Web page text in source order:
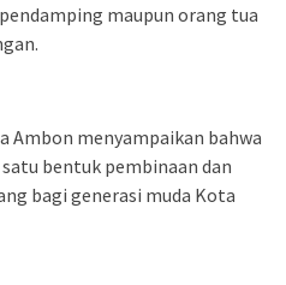
maupun orang tua
Ambon menyampaikan bahwa
bentuk pembinaan dan
bagi generasi muda Kota